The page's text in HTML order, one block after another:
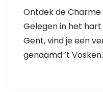
Ontdek de Charme
Gelegen in het
Gent, vind je een
genaamd ’t